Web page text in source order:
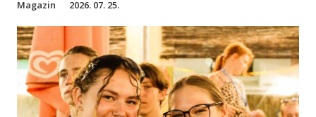
Magazin 2026. 07. 25.